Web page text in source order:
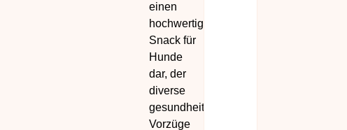
einen
hochwertigen
Snack für
Hunde
dar, der
diverse
gesundheitliche
Vorzüge